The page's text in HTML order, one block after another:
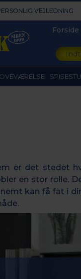
VEJLEDNING
Forside
er det stedet
en stor rolle.
kan få fat i